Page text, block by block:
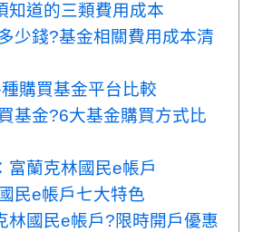
知道的三類費用成本
少錢?基金相關費用成本清
購買基金平台比較
基金?6大基金購買方式比
富蘭克林國民e帳戶
民e帳戶七大特色
林國民e帳戶?限時開戶優惠